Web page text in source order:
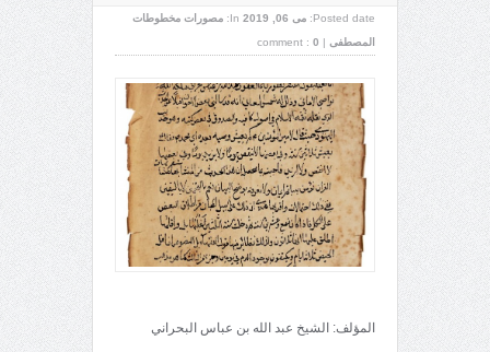
Posted date: می 06, 2019 In:
مصورات مخطوطات
المصطفى |
comment : 0
المؤلف: الشيخ عبد الله بن عباس البحراني